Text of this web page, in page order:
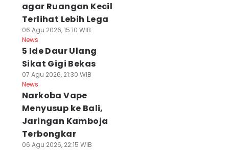
agar Ruangan Kecil
Terlihat Lebih Lega
06 Agu 2026, 15:10 WIB
News
5 Ide Daur Ulang
Sikat Gigi Bekas
07 Agu 2026, 21:30 WIB
News
Narkoba Vape
Menyusup ke Bali,
Jaringan Kamboja
Terbongkar
06 Agu 2026, 22:15 WIB